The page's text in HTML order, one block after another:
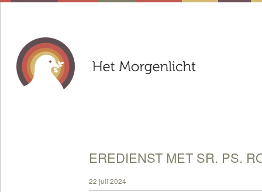
EREDIENST MET SR. PS.
22 juli 2024